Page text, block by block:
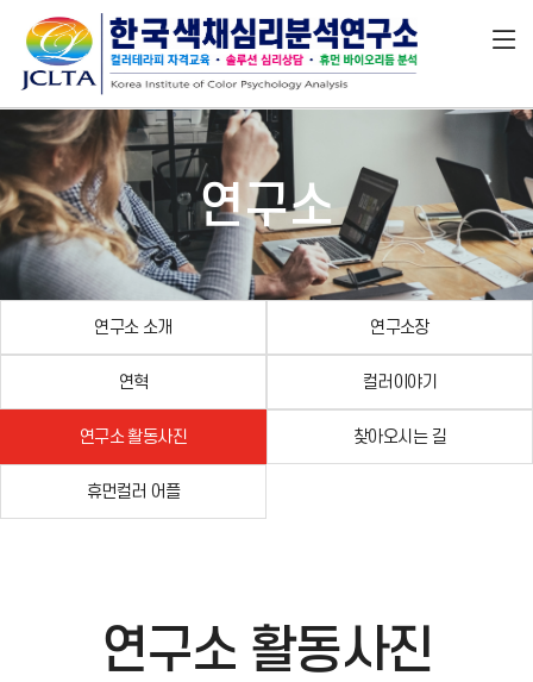
연구소
연구소 소개 연구소장
연혁 컬러이야기
연구소 활동사진 찾아오시는 길
휴먼컬러 어플
연구소 활동사진